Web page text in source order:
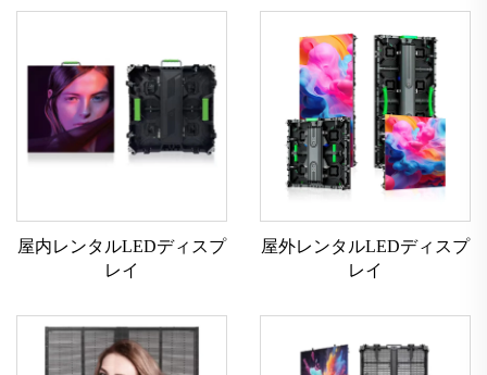
屋内レンタルLEDディスプ
レイ
屋外レンタルLEDディスプ
レイ